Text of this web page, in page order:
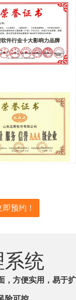
预约！
统
，方便实用，易于扩